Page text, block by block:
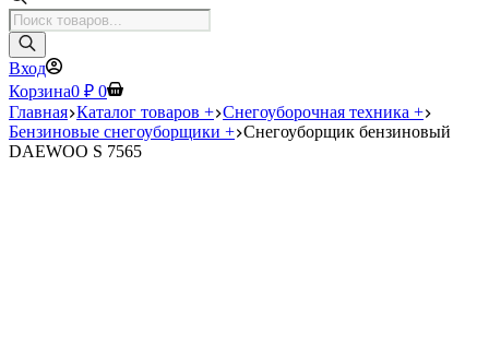
Поиск
товаров
Вход
Корзина0 ₽ 0
Главная Каталог товаров + Снегоуборочная техника +
Бензиновые снегоуборщики + Снегоуборщик бензиновый
DAEWOO S 7565